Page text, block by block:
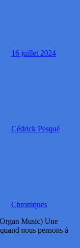
16 juillet 2024
Cédrick Pesqué
Chroniques
Music) Une
nous pensons à